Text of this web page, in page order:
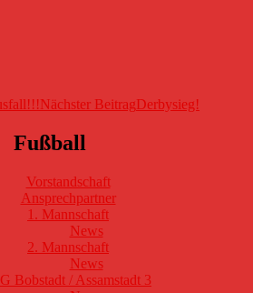
Nächster BeitragDerbysieg!
Fußball
Vorstandschaft
Ansprechpartner
1. Mannschaft
News
2. Mannschaft
News
Bobstadt / Assamstadt 3